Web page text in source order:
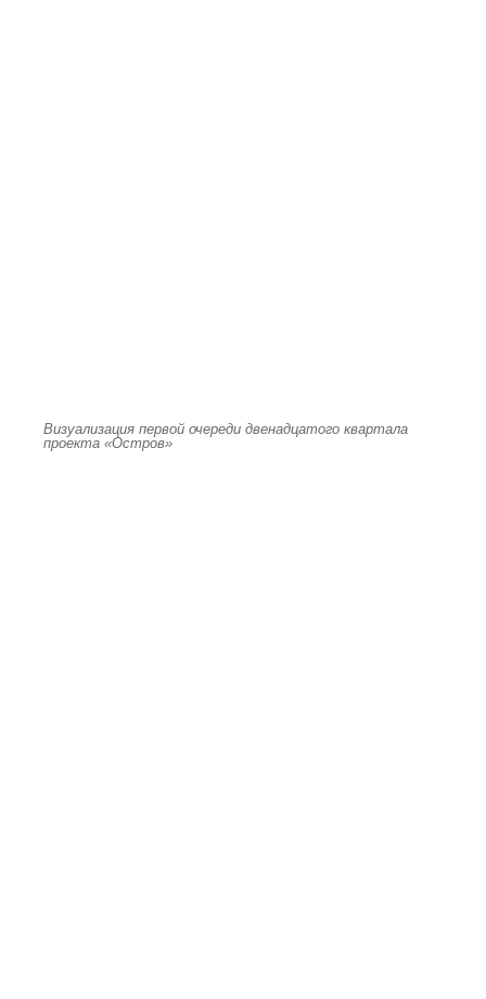
Визуализация первой очереди двенадцатого квартала
проекта «Остров»